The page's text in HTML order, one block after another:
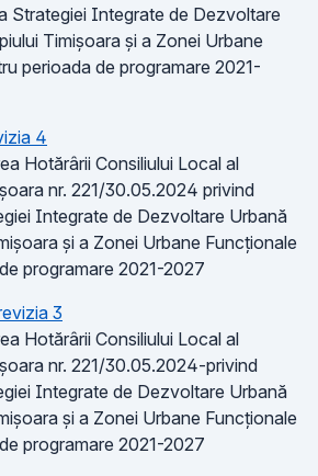
Strategiei Integrate de Dezvoltare
Timișoara și a Zonei Urbane
perioada de programare 2021-
4
Hotărârii Consiliului Local al
nr. 221/30.05.2024 privind
Integrate de Dezvoltare Urbană
și a Zonei Urbane Funcționale
programare 2021-2027
3
Hotărârii Consiliului Local al
nr. 221/30.05.2024-privind
Integrate de Dezvoltare Urbană
și a Zonei Urbane Funcționale
programare 2021-2027